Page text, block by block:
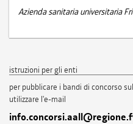
Azienda sanitaria universitaria
istruzioni per gli enti
per pubblicare i bandi di concorso
utilizzare l'e-mail